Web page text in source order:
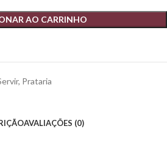
AO CARRINHO
, Prataria
AVALIAÇÕES (0)